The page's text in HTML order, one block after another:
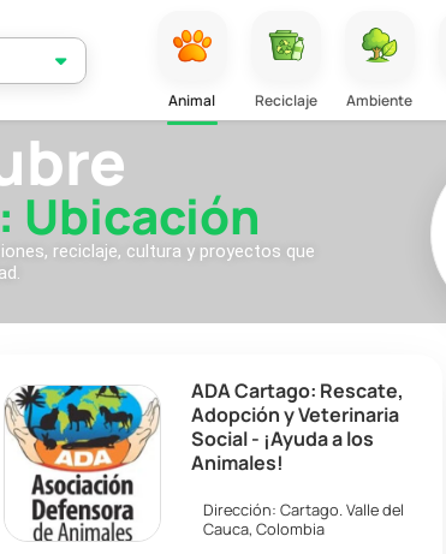
Animal Reciclaje Ambiente
Ubicación
reciclaje, cultura y proyectos que
ADA Cartago: Rescate,
Adopción y Veterinaria
Social - ¡Ayuda a los
Animales!
Dirección:Cartago.Valle del
Cauca,Colombia